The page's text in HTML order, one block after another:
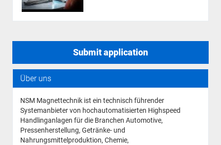
Submit application
Über uns
NSM Magnettechnik ist ein technisch führender
Systemanbieter von hochautomatisierten Highspeed
Handlinganlagen für die Branchen Automotive,
Pressenherstellung, Getränke- und
Nahrungsmittelproduktion, Chemie,